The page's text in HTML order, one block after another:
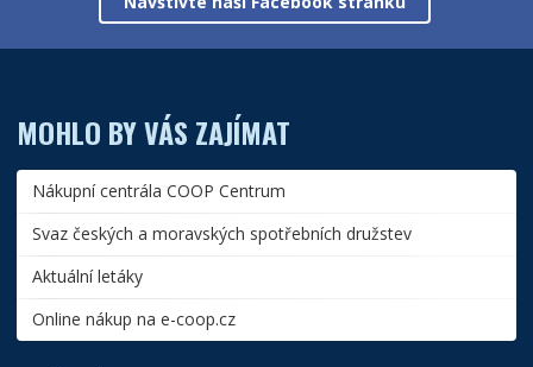
MOHLO BY VÁS ZAJÍMAT
Nákupní centrála COOP Centrum
Svaz českých a moravských spotřebních družstev
Aktuální letáky
Online nákup na e-coop.cz